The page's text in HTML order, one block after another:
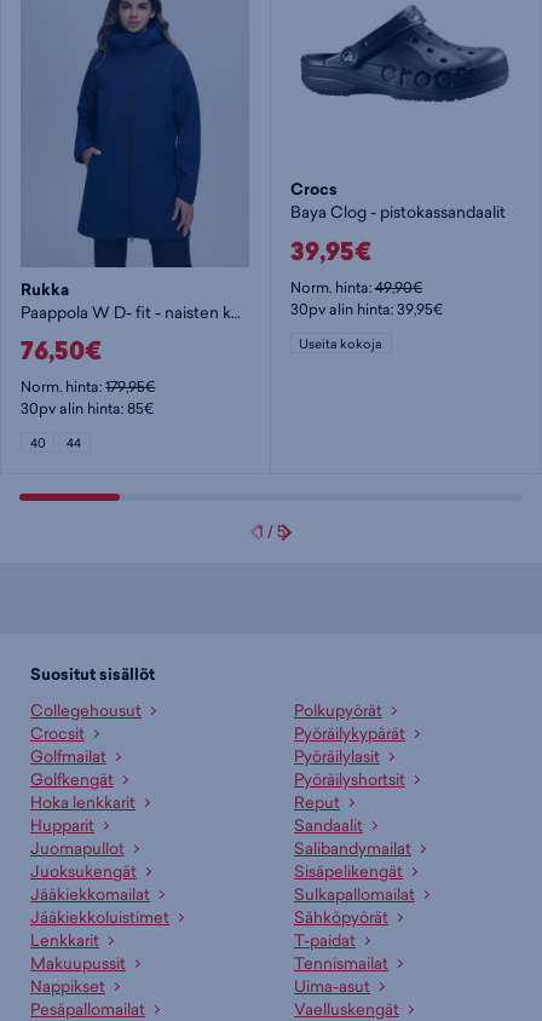
Rukka
Paappola W D- fit - naisten kuoritakki
76,50€
Norm. hinta:179,95€
30pv alin hinta: 85€
40 44
Crocs
Baya Clog - pistokassandaalit
39,95€
Norm. hinta:49,90€
30pv alin hinta: 39,95€
Useita kokoja
1 /5
Suositut sisällöt
Collegehousut
Crocsit
Golfmailat
Golfkengät
Hoka lenkkarit
Hupparit
Juomapullot
Juoksukengät
Jääkiekkomailat
Jääkiekkoluistimet
Lenkkarit
Makuupussit
Nappikset
Pesäpallomailat
Polkupyörät
Pyöräilykypärät
Pyöräilylasit
Pyöräilyshortsit
Reput
Sandaalit
Salibandymailat
Sisäpelikengät
Sulkapallomailat
Sähköpyörät
T-paidat
Tennismailat
Uima-asut
Vaelluskengät